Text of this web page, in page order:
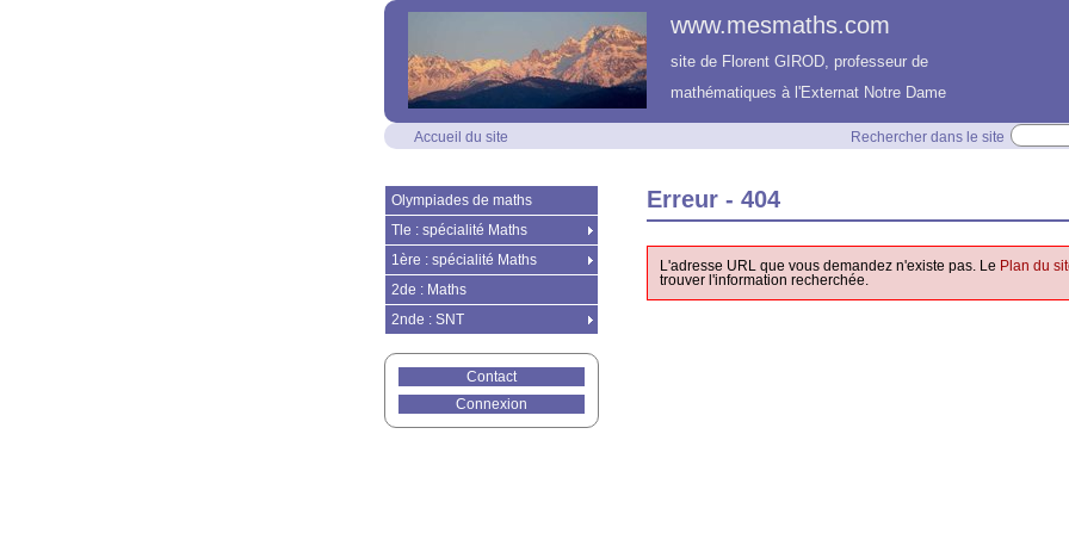
www.mesmaths.com
site de Florent GIROD, professeur de
mathématiques à l'Externat Notre Dame
Rechercher dans le site
Accueil du site
Erreur - 404
L'adresse URL que vous demandez n'existe pas. Le Plan du
trouver l'information recherchée.
Olympiades de maths
Tle : spécialité Maths
1ère : spécialité Maths
2de : Maths
2nde : SNT
Contact
Connexion